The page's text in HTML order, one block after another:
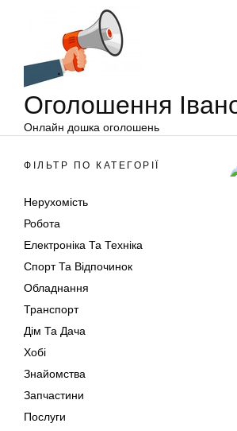
Оголошення
Онлайн дошка оголошень
ФІЛЬТР ПО КАТЕГОРІЇ
Нерухомість
Робота
Електроніка Та Техніка
Спорт Та Відпочинок
Обладнання
Транспорт
Дім Та Дача
Хобі
Знайомства
Запчастини
Послуги